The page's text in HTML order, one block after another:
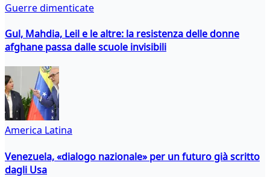
Guerre dimenticate
Gul, Mahdia, Leil e le altre: la resistenza delle donne
afghane passa dalle scuole invisibili
America Latina
Venezuela, «dialogo nazionale» per un futuro già scritto
dagli Usa